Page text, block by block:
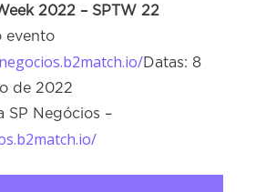
2022 – SPTW 22
evento
Datas: 8
de 2022
SP Negócios –